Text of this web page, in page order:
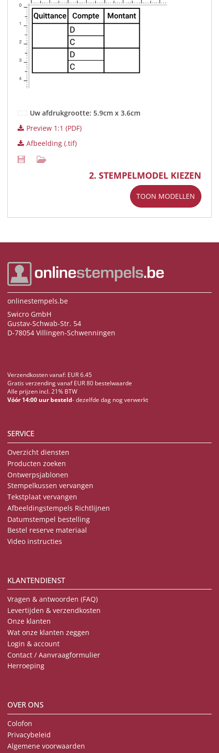
Uw afdrukgrootte: 5.9cm x 3.6cm
Preview 1:1 (PDF)
Afbeelding (.tif)
2. STEMPELMODEL KIEZEN
TOON MODELLEN
onlinestempels.be
Swicro GmbH
Gustav-Schwab-Str. 54
D-78054 Villingen-Schwenningen
Verzendkosten vanaf: EUR 6.45
Gratis verzending vanaf EUR 80 bestelwaarde
Alle prijzen incl. 21% BTW
Vóór 14:00 uur besteld- dezelfde dag nog verwerkt
SERVICE
Overzicht diensten
Producten zoeken
Ontwerpsjablonen
Stempelkussen vervangen
Tekstplaat vervangen
Afbeeldingstempels Richtlijnen
Datumstempel bestelling
Bestel reserve materiaal
Video instructies
KLANTENDIENST
Vragen & antwoorden (FAQ)
Levertijden & verzendkosten
Onze klanten
Wat onze klanten zeggen
Login & account
Contact / Aanvraagformulier
Herroeping
OVER ONS
Colofon
Privacybeleid
Algemene voorwaarden